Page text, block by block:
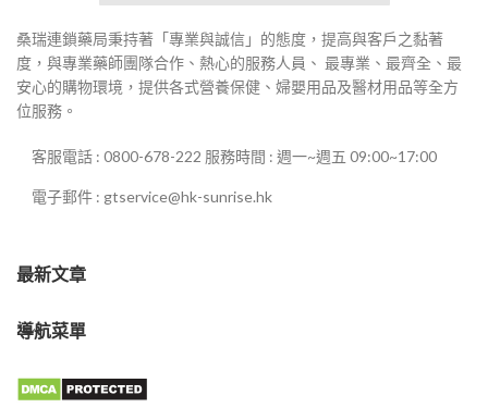
桑瑞連鎖藥局秉持著「專業與誠信」的態度，提高與客戶之黏著
度，與專業藥師團隊合作、熱心的服務人員、 最專業、最齊全、最
安心的購物環境，提供各式營養保健、婦嬰用品及醫材用品等全方
位服務。
客服電話 : 0800-678-222 服務時間 : 週一~週五 09:00~17:00
電子郵件 : gtservice@hk-sunrise.hk
最新文章
導航菜單